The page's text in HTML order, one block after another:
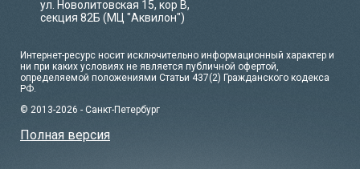
ул. Новолитовская 15, кор В,
секция 82Б (МЦ "Аквилон")
Интернет-ресурс носит исключительно информационный характер и
ни при каких условиях не является публичной офертой,
определяемой положениями Статьи 437(2) Гражданского кодекса
РФ.
© 2013-2026 - Санкт-Петербург
Полная версия